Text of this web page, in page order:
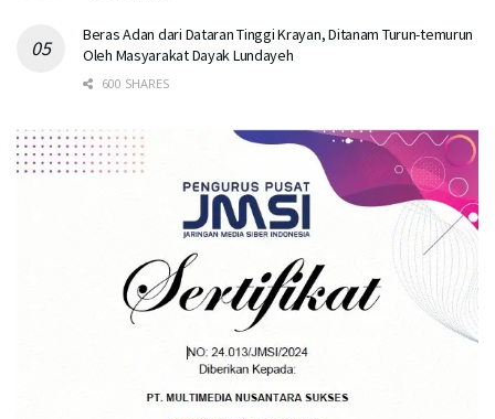
Beras Adan dari Dataran Tinggi Krayan, Ditanam Turun-temurun
Oleh Masyarakat Dayak Lundayeh
600 SHARES